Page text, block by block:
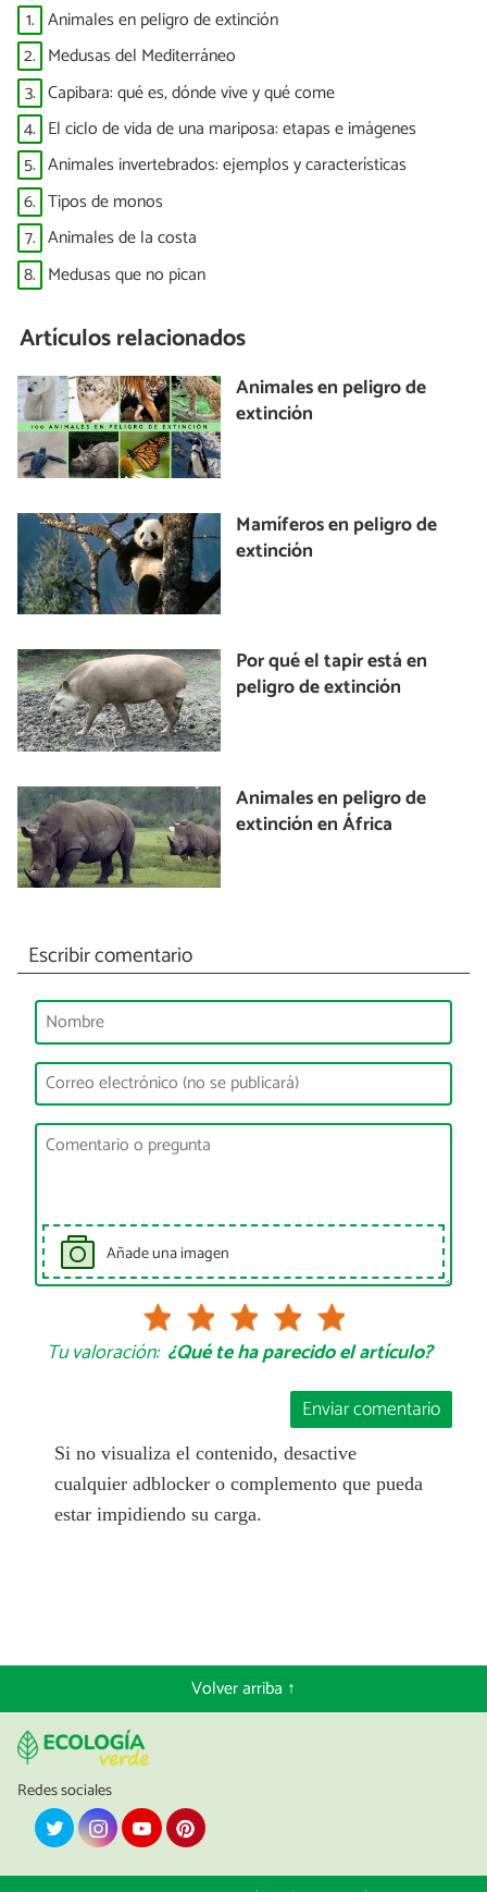
1. Animales en peligro de extinción
2. Medusas del Mediterráneo
3. Capibara: qué es, dónde vive y qué come
4. El ciclo de vida de una mariposa: etapas e imágenes
5. Animales invertebrados: ejemplos y características
6. Tipos de monos
7. Animales de la costa
8. Medusas que no pican
Artículos relacionados
Animales en peligro de
extinción
Mamíferos en peligro de
extinción
Por qué el tapir está en
peligro de extinción
Animales en peligro de
extinción en África
Escribir comentario
Añade una imagen
Tu valoración: ¿Qué te ha parecido el artículo?
Enviar comentario
Si no visualiza el contenido, desactive
cualquier adblocker o complemento que pueda
estar impidiendo su carga.
Volver arriba ↑
Redes sociales